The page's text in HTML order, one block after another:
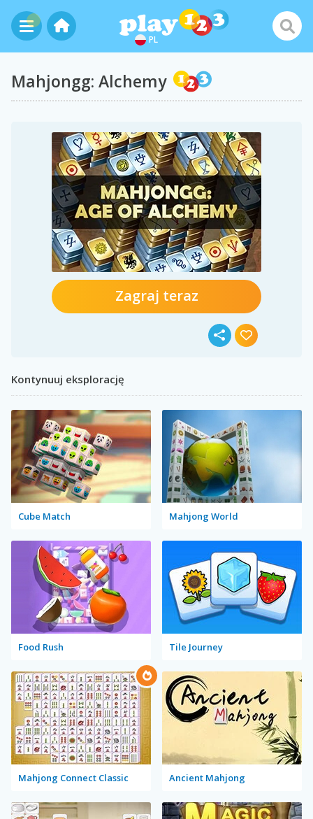
PL
Mahjongg: Alchemy
Zagraj teraz
Kontynuuj eksplorację
Cube Match Mahjong World
Food Rush Tile Journey
Mahjong Connect Classic Ancient Mahjong